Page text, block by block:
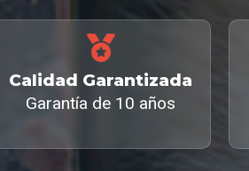
Calidad Garantizada
Garantía de 10 años